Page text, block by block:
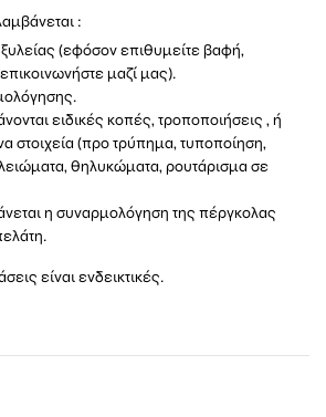
:
(εφόσον επιθυμείτε βαφή,
μαζί μας).
ειδικές κοπές, τροποποιήσεις , ή
στοιχεία (προ τρύπημα, τυποποίηση,
θηλυκώματα, ρουτάρισμα σε
η συναρμολόγηση της πέργκολας
είναι ενδεικτικές.